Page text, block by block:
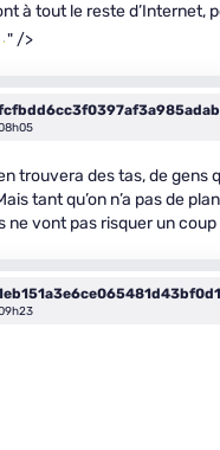
à tout le reste d’Internet,
" />
trouvera des tas, de gens
tant qu’on n’a pas de
ne vont pas risquer un coup